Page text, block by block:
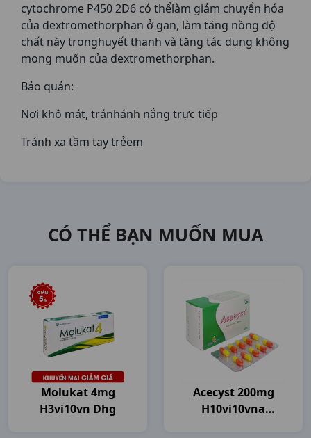
cytochrome P450 2D6 có thểlàm giảm chuyển hóa
của dextromethorphan ở gan, làm tăng nồng độ
chất này tronghuyết thanh và tăng tác dụng không
mong muốn của dextromethorphan.
Bảo quản:
Nơi khô mát, tránhánh nắng trực tiếp
Tránh xa tầm tay trẻem
CÓ THỂ BẠN MUỐN MUA
Molukat 4mg
H3vi10vn Dhg
Acecyst 200mg
H10vi10vna